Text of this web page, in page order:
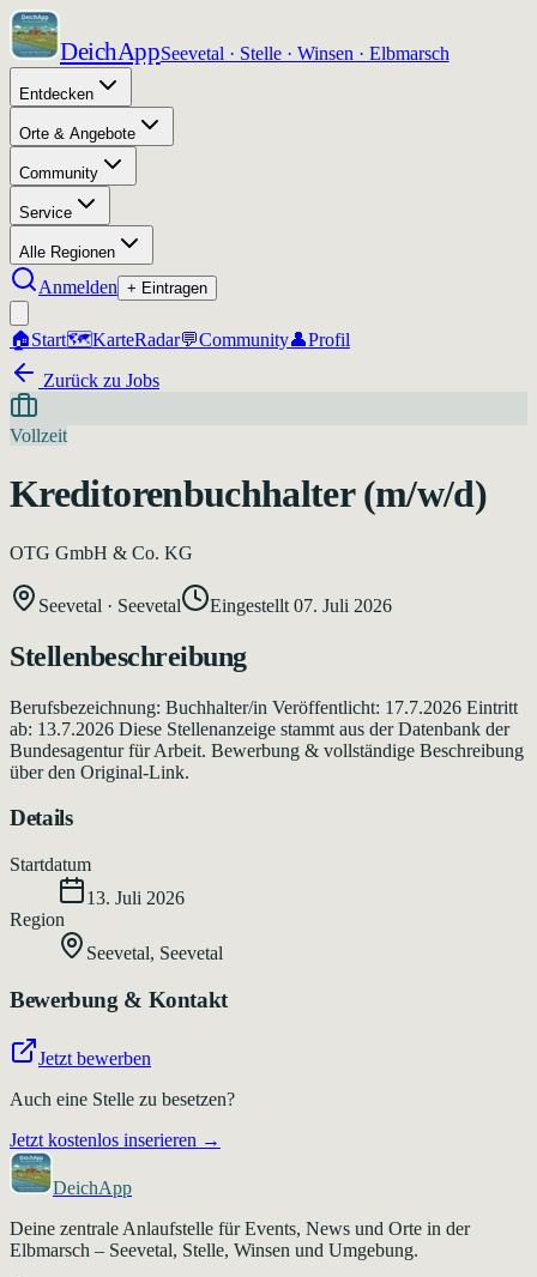
DeichAppSeevetal · Stelle · Winsen · Elbmarsch
Entdecken
Orte & Angebote
Community
Service
Alle Regionen
Anmelden + Eintragen
🏠Start🗺️KarteRadar💬Community👤Profil
Zurück zu Jobs
Vollzeit
Kreditorenbuchhalter (m/w/d)
OTG GmbH & Co. KG
Seevetal · Seevetal Eingestellt 07. Juli 2026
Stellenbeschreibung
Berufsbezeichnung: Buchhalter/in Veröffentlicht: 17.7.2026 Eintritt
ab: 13.7.2026 Diese Stellenanzeige stammt aus der Datenbank der
Bundesagentur für Arbeit. Bewerbung & vollständige Beschreibung
über den Original-Link.
Details
Startdatum
13. Juli 2026
Region
Seevetal, Seevetal
Bewerbung & Kontakt
Jetzt bewerben
Auch eine Stelle zu besetzen?
Jetzt kostenlos inserieren →
DeichApp
Deine zentrale Anlaufstelle für Events, News und Orte in der
Elbmarsch – Seevetal, Stelle, Winsen und Umgebung.